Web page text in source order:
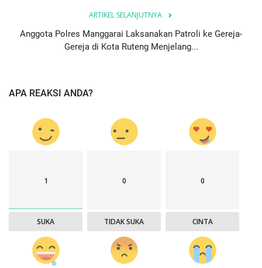
ARTIKEL SELANJUTNYA
Anggota Polres Manggarai Laksanakan Patroli ke Gereja-
Gereja di Kota Ruteng Menjelang...
APA REAKSI ANDA?
1
SUKA
0
TIDAK SUKA
0
CINTA